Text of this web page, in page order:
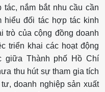
nắm bắt nhu cầu cần
hiểu đối tác hợp tác kinh
trò của cộng đồng doanh
triển khai các hoạt động
giữa Thành phố Hồ Chí
thu hút sự tham gia tích
doanh nghiệp sản xuất